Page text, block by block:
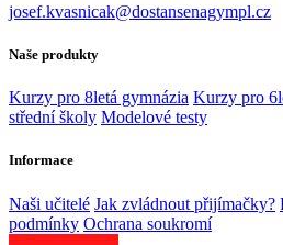
josef.kvasnicak@dostansenagympl.cz
Naše produkty
Kurzy pro 8letá gymnázia Kurzy pro
střední školy Modelové testy
Informace
Naši učitelé Jak zvládnout přijímačky?
podmínky Ochrana soukromí